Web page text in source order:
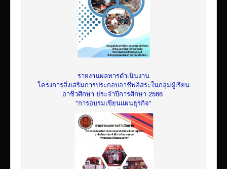
รายงานผลหารดำเนินงาน
โครงการสิ่งเสริมการประกอบอาชีพอิสระในกลุ่มผู้เรียน
อาชีวศึกษา ประจำปีการศึกษา 2566
"การอบรมเขียนแผนธุรกิจ"